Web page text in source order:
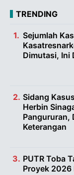
TRENDING
Sejumlah
Dimutasi, Ini
Sidang
Herbin
Pangururan,
Keterangan
PUTR Toba
Proyek 2026